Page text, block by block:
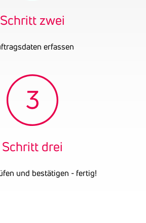
Schritt zwei
erfassen
Schritt drei
und bestätigen - fertig!